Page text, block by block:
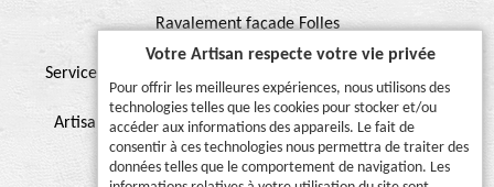
Ravalement façade Folles
Service de peinture et hydrofuge de toiture Folles 87250
Artisan pour peinture façade, muret, toiture, boiserie,
ferronnerie, gouttière Folles 87250
Votre Artisan respecte votre vie privée
Pour offrir les meilleures expériences, nous utilisons des
technologies telles que les cookies pour stocker et/ou
accéder aux informations des appareils. Le fait de
consentir à ces technologies nous permettra de traiter des
données telles que le comportement de navigation. Les